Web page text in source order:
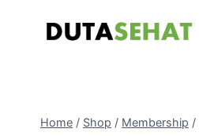
Home / Shop / Membership /